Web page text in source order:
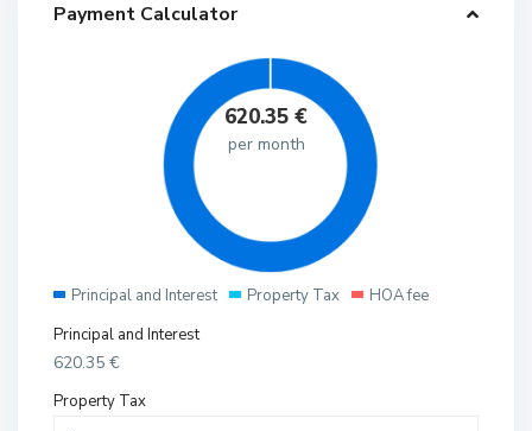
Payment Calculator
620.35 €
per month
Principal and Interest Property Tax
HOA fee
Principal and Interest
620.35 €
Property Tax